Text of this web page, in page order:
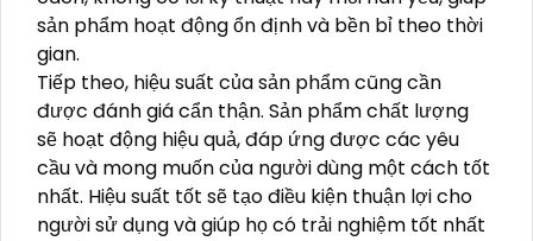
sản phẩm hoạt động ổn định và bền bỉ theo thời
gian.
Tiếp theo, hiệu suất của sản phẩm cũng cần
được đánh giá cẩn thận. Sản phẩm chất lượng
sẽ hoạt động hiệu quả, đáp ứng được các yêu
cầu và mong muốn của người dùng một cách tốt
nhất. Hiệu suất tốt sẽ tạo điều kiện thuận lợi cho
người sử dụng và giúp họ có trải nghiệm tốt nhất